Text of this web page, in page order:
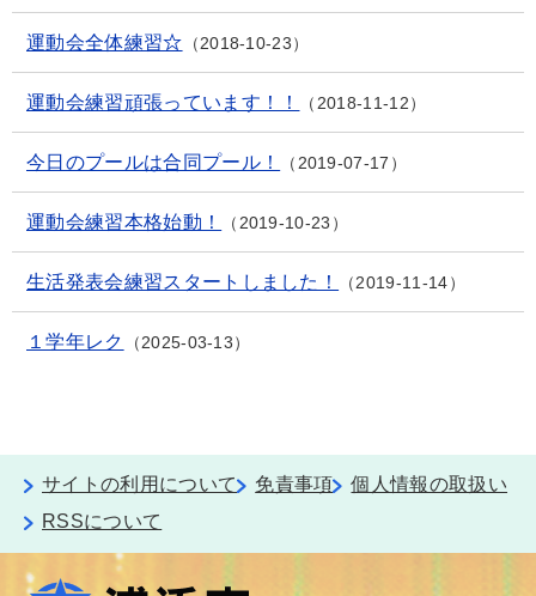
運動会全体練習☆ 2018-10-23
運動会練習頑張っています！！ 2018-11-12
今日のプールは合同プール！ 2019-07-17
運動会練習本格始動！ 2019-10-23
生活発表会練習スタートしました！ 2019-11-14
１学年レク 2025-03-13
サイトの利用について 免責事項
個人情報の取扱い
RSSについて